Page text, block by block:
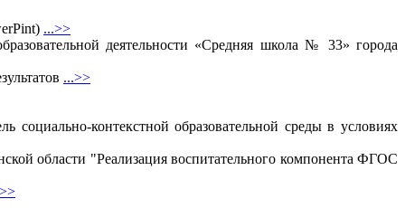
...>>
деятельности «Средняя школа № 33» города
...>>
контекстной образовательной среды в условиях
области "Реализация воспитательного компонента ФГОС